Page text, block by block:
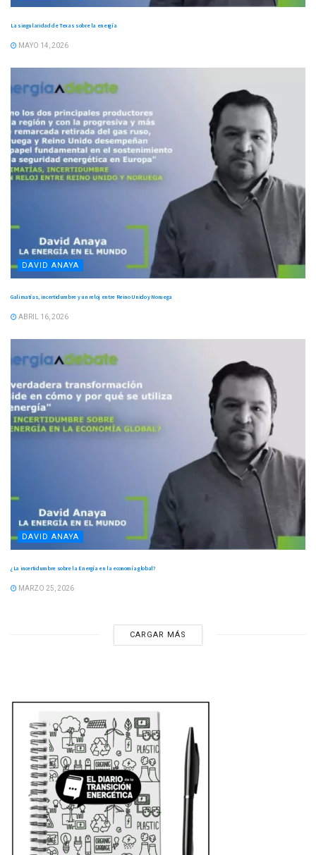
La singularidad de Texas sobre la energía
MAYO 14, 2026
DAVID ANAYA
Galimatías, incertidumbre y un reloj entre Reino Unido y Noruega
ABRIL 16, 2026
DAVID ANAYA
¿La incertidumbre sobre la Energía en la economía global?
MARZO 25, 2026
CARGAR MÁS